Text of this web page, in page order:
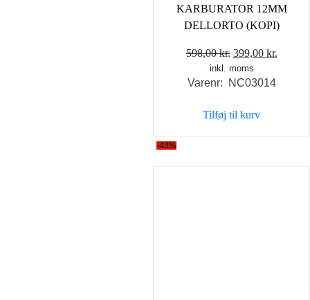
KARBURATOR 12MM
DELLORTO (KOPI)
598,00kr. Den
oprindelige
pris
598,00 kr..
399,00 kr.
inkl. moms
Varenr: NC03014
Tilføj til kurv
-43%